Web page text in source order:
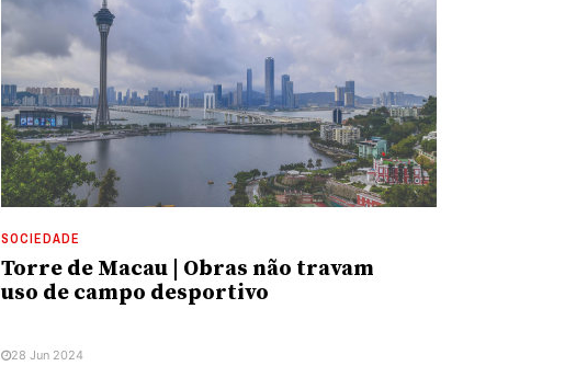
SOCIEDADE
Torre de Macau | Obras não travam
uso de campo desportivo
28 Jun 2024